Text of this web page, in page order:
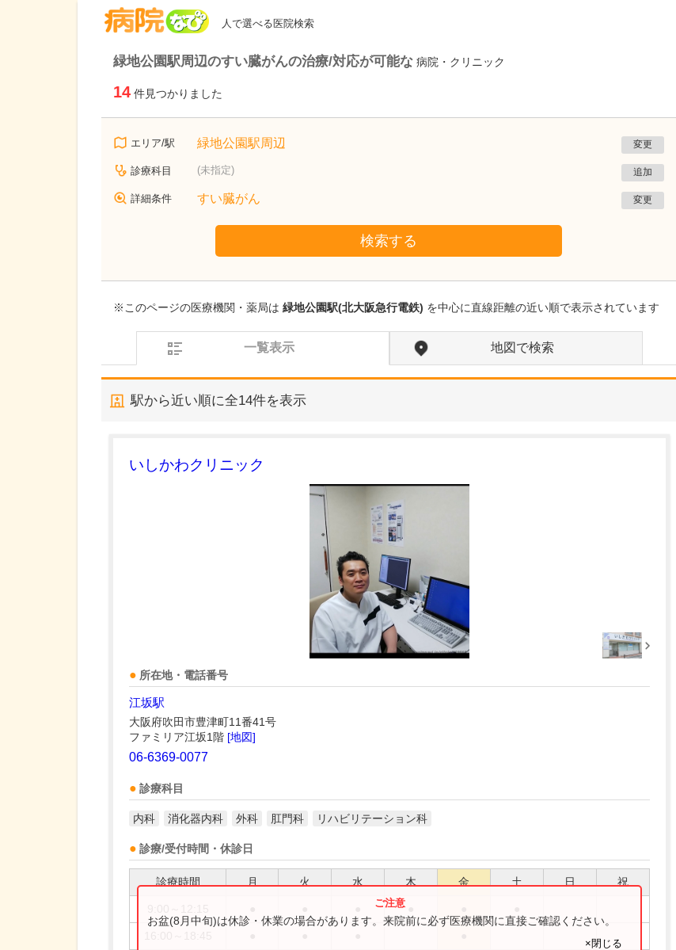
人で選べる医院検索
緑地公園駅周辺のすい臓がんの治療/対応が可能な 病院・クリニック
14 件見つかりました
エリア/駅 緑地公園駅周辺 変更
診療科目 (未指定) 追加
詳細条件 すい臓がん 変更
検索する
※このページの医療機関・薬局は 緑地公園駅(北大阪急行電鉄) を中心に直線距離の近い順で表示されています
一覧表示 地図で検索
駅から近い順に全14件を表示
いしかわクリニック
所在地・電話番号
江坂駅
大阪府吹田市豊津町11番41号
ファミリア江坂1階 [地図]
06-6369-0077
診療科目
内科 消化器内科 外科 肛門科 リハビリテーション科
診療/受付時間・休診日
診療時間 月 火 水 木 金 土 日 祝
お盆(8月中旬)は休診・休業の場合があります。来院前に必ず医療機関に直接ご確認ください。
×閉じる
東京都渋谷区
代々木クリニック
日々の診療で心がけていることはありますか?
患者さんの症状や困りご
と、悩みなどをよく聴い
とってより良い治療を提